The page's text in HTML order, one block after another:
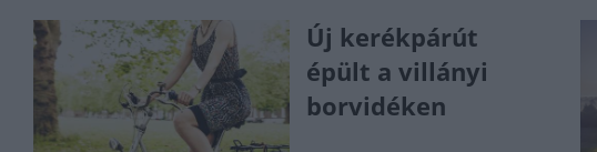
Új kerékpárút
épült a villányi
borvidéken